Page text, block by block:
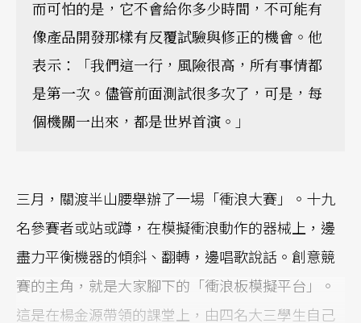
而可怕的是，它不會給你多少時間，不可能有
像產品開發那樣有反覆試驗與修正的機會。他
表示：「我們這一行，風險很高，所有事情都
是第一次。儘管前面測試很多次了，可是，每
個機關一出來，都是世界首演。」
三月，關渡半山腰舉辦了一場「衝浪大賽」。十九
名參賽者或站或蹲，在模擬衝浪動作的器械上，邊
盡力平衡機器的傾斜、翻轉，邊唱歌說話。創意競
賽的主角，就是大家腳下的「衝浪板模擬平台」。
這是在楊金源帶領的課堂上，由四名大三學生自己